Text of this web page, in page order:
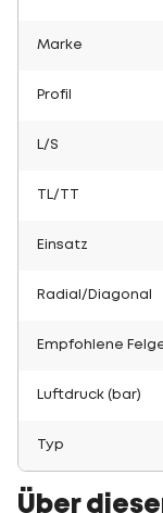
Marke
Profil
L/S
TL/TT
Einsatz
Radial/Diagonal
Empfohlene
Luftdruck (bar)
Typ
Über